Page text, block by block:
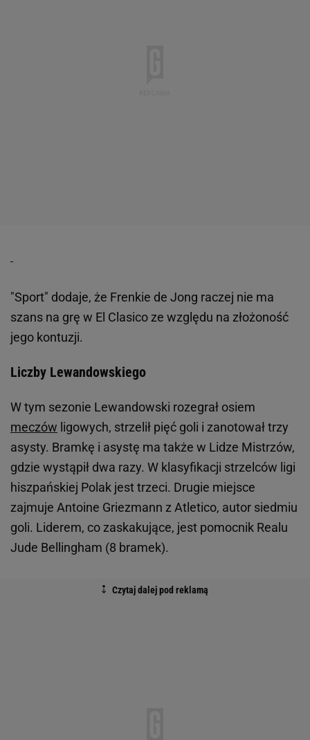
"Sport" dodaje, że Frenkie de Jong raczej nie ma
szans na grę w El Clasico ze względu na złożoność
jego kontuzji.
Liczby Lewandowskiego
W tym sezonie Lewandowski rozegrał osiem
meczów ligowych, strzelił pięć goli i zanotował trzy
asysty. Bramkę i asystę ma także w Lidze Mistrzów,
gdzie wystąpił dwa razy. W klasyfikacji strzelców ligi
hiszpańskiej Polak jest trzeci. Drugie miejsce
zajmuje Antoine Griezmann z Atletico, autor siedmiu
goli. Liderem, co zaskakujące, jest pomocnik Realu
Jude Bellingham (8 bramek).